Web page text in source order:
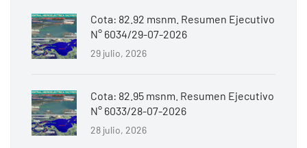
Cota: 82.92 msnm. Resumen Ejecutivo
N° 6034/29-07-2026
29 julio, 2026
Cota: 82.95 msnm. Resumen Ejecutivo
N° 6033/28-07-2026
28 julio, 2026